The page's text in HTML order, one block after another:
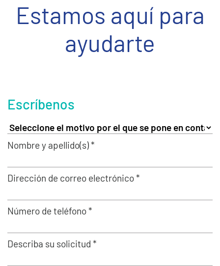
Estamos aquí para
ayudarte
Escríbenos
Nombre y apellido(s) *
Dirección de correo electrónico *
Número de teléfono *
Describa su solicitud *